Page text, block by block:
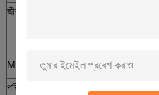
জীবনকাল
MTBF
> 100,000 ঘন্টা
পরিবেশের অবস্থা